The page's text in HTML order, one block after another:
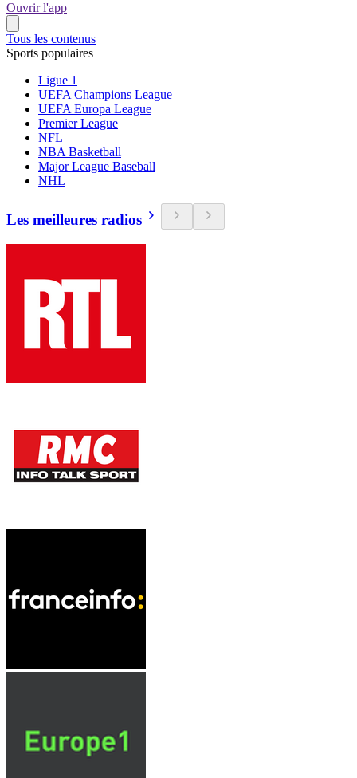
Ouvrir l'app
Tous les contenus
Sports populaires
Ligue 1
UEFA Champions League
UEFA Europa League
Premier League
NFL
NBA Basketball
Major League Baseball
NHL
Les meilleures radios